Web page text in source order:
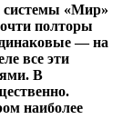
системы «Мир»
полторы
— на
все эти
В
наиболее